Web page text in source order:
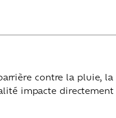
contre la pluie, la
impacte directement